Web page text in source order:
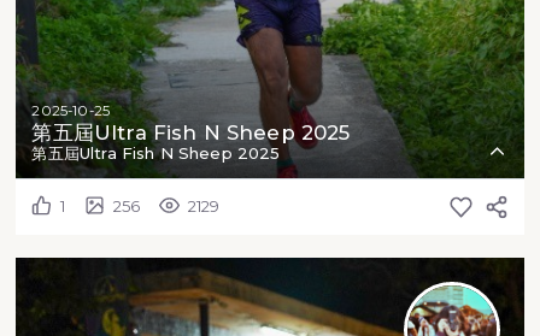
2025-10-25
第五屆Ultra Fish N Sheep 2025
第五屆Ultra Fish N Sheep 2025
1 256 2129